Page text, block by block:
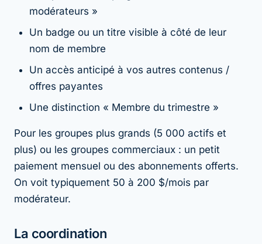
modérateurs »
Un badge ou un titre visible à côté de leur
nom de membre
Un accès anticipé à vos autres contenus /
offres payantes
Une distinction « Membre du trimestre »
Pour les groupes plus grands (5 000 actifs et
plus) ou les groupes commerciaux : un petit
paiement mensuel ou des abonnements offerts.
On voit typiquement 50 à 200 $/mois par
modérateur.
La coordination